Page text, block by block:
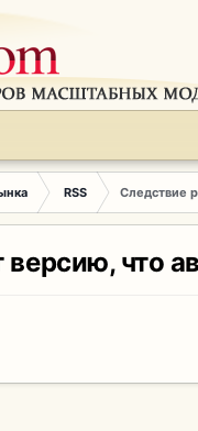
RSS Следствие
версию, что